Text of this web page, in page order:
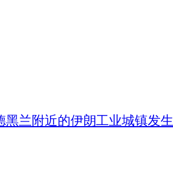
黑兰附近的伊朗工业城镇发